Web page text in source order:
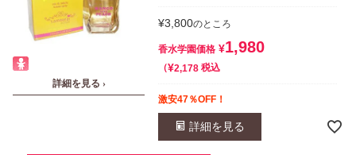
詳細を見る ›
¥3,800のところ
香水学園価格 ¥1,980
¥2,178 税込
激安47％OFF！
詳細を見る